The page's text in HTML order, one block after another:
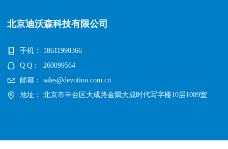
北京迪沃森科技有限公司
手机：
18611990366
Q Q：
260099564
邮箱：
sales@devotion.com.cn
地址：
北京市丰台区大成路金隅大成时代写字楼10层1009室